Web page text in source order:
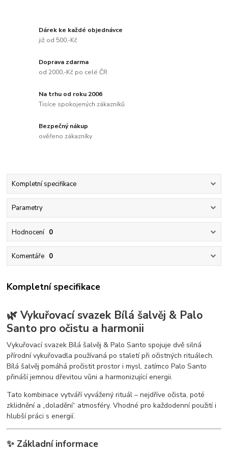
Dárek ke každé objednávce
již od 500,-Kč
Doprava zdarma
od 2000,-Kč po celé ČR
Na trhu od roku 2006
Tisíce spokojených zákazníků
Bezpečný nákup
ověřeno zákazníky
Kompletní specifikace
Parametry
Hodnocení 0
Komentáře 0
Kompletní specifikace
🌿 Vykuřovací svazek Bílá šalvěj & Palo
Santo pro očistu a harmonii
Vykuřovací svazek Bílá šalvěj & Palo Santo spojuje dvě silná
přírodní vykuřovadla používaná po staletí při očistných rituálech.
Bílá šalvěj pomáhá pročistit prostor i mysl, zatímco Palo Santo
přináší jemnou dřevitou vůni a harmonizující energii.
Tato kombinace vytváří vyvážený rituál – nejdříve očista, poté
zklidnění a „doladění“ atmosféry. Vhodné pro každodenní použití i
hlubší práci s energií.
✨ Základní informace